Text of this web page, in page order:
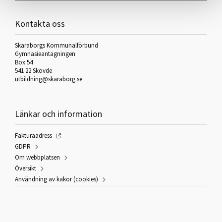
Kontakta oss
Skaraborgs Kommunalförbund
Gymnasieantagningen
Box 54
541 22 Skövde
utbildning@skaraborg.se
Länkar och information
Fakturaadress
GDPR
Om webbplatsen
Översikt
Användning av kakor (cookies)